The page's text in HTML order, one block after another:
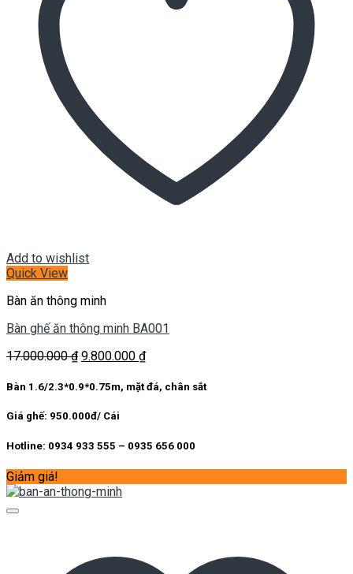
Add to wishlist
Quick View
Bàn ăn thông minh
Bàn ghế ăn thông minh BA001
17.000.000₫ Giá
là:
9.800.000 ₫Giá
tại
Bàn 1.6/2.3*0.9*0.75m, mặt đá, chân sắt
Giá ghế: 950.000đ/ Cái
Hotline: 0934 933 555 – 0935 656 000
Giảm giá!